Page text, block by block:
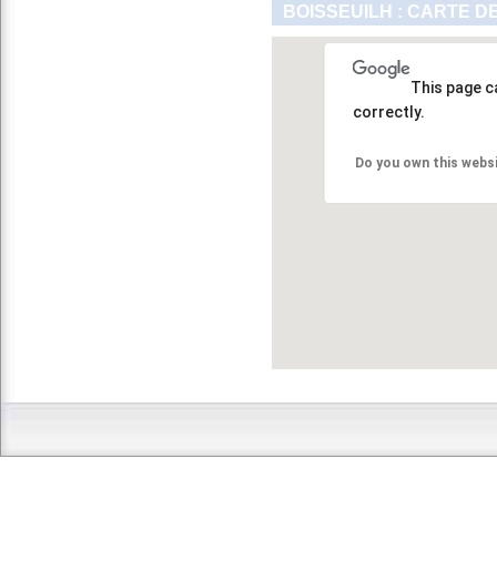
BOISSEUILH : CARTE
This page
correctly.
Do you own this